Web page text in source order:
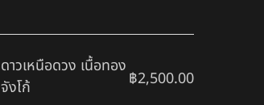
ดาวเหนือดวง เนื้อทอง
จังโก้
฿2,500.00